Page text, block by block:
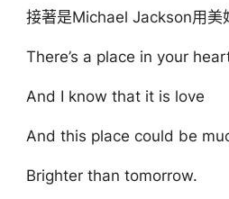
接著是Michael Jackson用美
There’s a place in your
And I know that it is love
And this place could be
Brighter than tomorrow.